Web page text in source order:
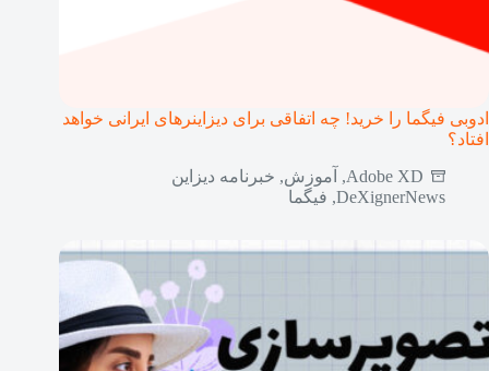
ادوبی فیگما را خرید! چه اتفاقی برای دیزاینرهای ایرانی خواهد
افتاد؟
Adobe XD
, آموزش, خبرنامه دیزاین
DeXignerNews
, فیگما